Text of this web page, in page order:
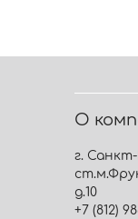
О
г.
д.10
+7 (812)